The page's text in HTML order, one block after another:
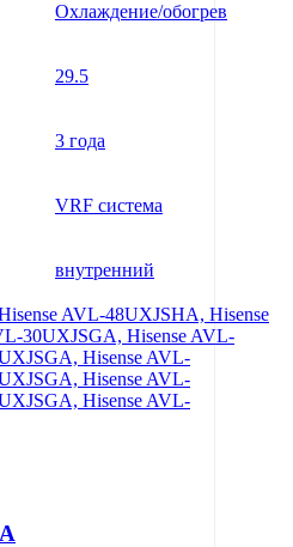
Охлаждение/обогрев
29.5
3 года
VRF система
внутренний